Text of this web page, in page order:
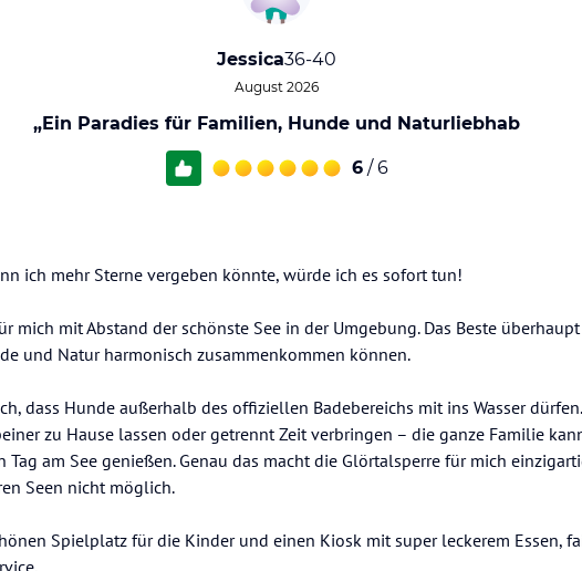
Jessica36-40
August 2026
„Ein Paradies für Familien, Hunde und Naturliebhab
6 / 6
ich mehr Sterne vergeben könnte, würde ich es sofort tun!
mich mit Abstand der schönste See in der Umgebung. Das Beste
und Natur harmonisch zusammenkommen können.
dass Hunde außerhalb des offiziellen Badebereichs mit ins Wasser
zu Hause lassen oder getrennt Zeit verbringen – die ganze Familie
Tag am See genießen. Genau das macht die Glörtalsperre für mich
Seen nicht möglich.
Spielplatz für die Kinder und einen Kiosk mit super leckerem Essen,